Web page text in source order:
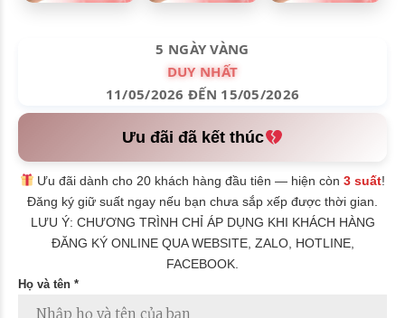
5 NGÀY VÀNG
DUY NHẤT
11/05/2026 ĐẾN 15/05/2026
Ưu đãi đã kết thúc
Ưu đãi dành cho 20 khách hàng đầu tiên — hiện còn3 suất!
Đăng ký giữ suất ngay nếu bạn chưa sắp xếp được thời gian.
LƯU Ý: CHƯƠNG TRÌNH CHỈ ÁP DỤNG KHI KHÁCH HÀNG
ĐĂNG KÝ ONLINE QUA WEBSITE, ZALO, HOTLINE,
FACEBOOK.
Họ và tên *